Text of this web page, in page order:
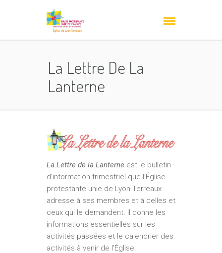
La Lettre De La
Lanterne
La Lettre de la Lanterne est le bulletin
d’information trimestriel que l’Église
protestante unie de Lyon-Terreaux
adresse à ses membres et à celles et
ceux qui le demandent. Il donne les
informations essentielles sur les
activités passées et le calendrier des
activités à venir de l’Église.